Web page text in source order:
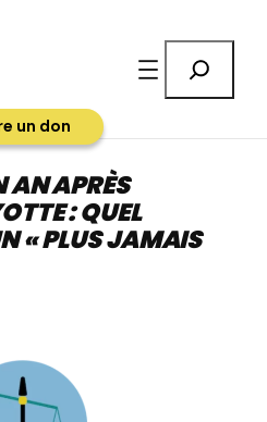
un don
APRÈS
: QUEL
« PLUS JAMAIS